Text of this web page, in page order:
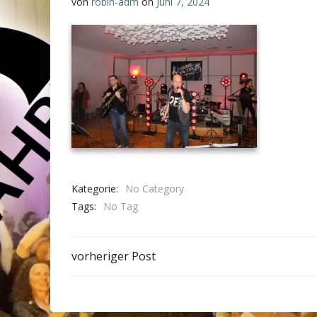
Kategorie:
No Category
Tags:
No Tag
Post
vorheriger Post